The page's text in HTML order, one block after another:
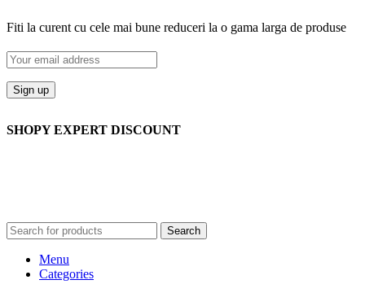
Fiti la curent cu cele mai bune reduceri la o gama larga de produse
SHOPY EXPERT DISCOUNT
Search
Menu
Categories